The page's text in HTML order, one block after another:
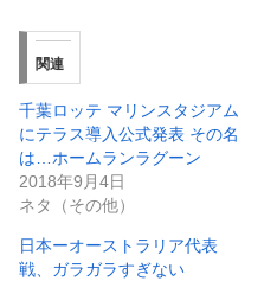
関連
千葉ロッテ マリンスタジアム
にテラス導入公式発表 その名
は…ホームランラグーン
2018年9月4日
ネタ（その他）
日本ーオーストラリア代表
戦、ガラガラすぎない